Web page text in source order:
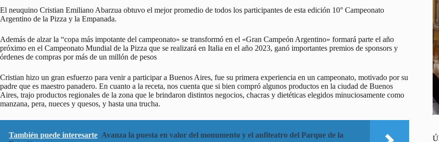
El neuquino Cristian Emiliano Abarzua obtuvo el mejor promedio de todos los participantes de esta edición 10° Campeonato
Argentino de la Pizza y la Empanada.
Además de alzar la “copa más impotante del campeonato» se transformó en el «Gran Campeón Argentino» formará parte el año
próximo en el Campeonato Mundial de la Pizza que se realizará en Italia en el año 2023, ganó importantes premios de sponsors y
órdenes de compras por más de un millón de pesos
Cristian hizo un gran esfuerzo para venir a participar a Buenos Aires, fue su primera experiencia en un campeonato, motivado por su
padre que es maestro panadero. En cuanto a la receta, nos cuenta que si bien compró algunos productos en la ciudad de Buenos
Aires, trajo productos regionales de la zona que le brindaron distintos negocios, chacras y dietéticas elegidos minuciosamente como
manzana, pera, nueces y quesos, y hasta una trucha.
También puede interesarte Avanza la puesta en valor del monumento y el anfiteatro del Parque de la